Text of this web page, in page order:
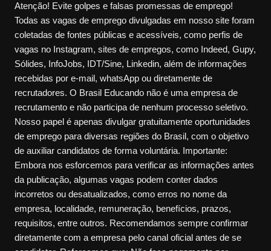
Atenção! Evite golpes e falsas promessas de emprego!
Todas as vagas de emprego divulgadas em nosso site foram
coletadas de fontes públicas e acessíveis, como perfis de
vagas no Instagram, sites de empregos, como Indeed, Gupy,
Sólides, InfoJobs, IDT/Sine, Linkedin, além de informações
recebidas por e-mail, whatsApp ou diretamente de
recrutadores. O Brasil Educando não é uma empresa de
recrutamento e não participa de nenhum processo seletivo.
Nosso papel é apenas divulgar gratuitamente oportunidades
de emprego para diversas regiões do Brasil, com o objetivo
de auxiliar candidatos de forma voluntária. Importante:
Embora nos esforcemos para verificar as informações antes
da publicação, algumas vagas podem conter dados
incorretos ou desatualizados, como erros no nome da
empresa, localidade, remuneração, benefícios, prazos,
requisitos, entre outros. Recomendamos sempre confirmar
diretamente com a empresa pelo canal oficial antes de se